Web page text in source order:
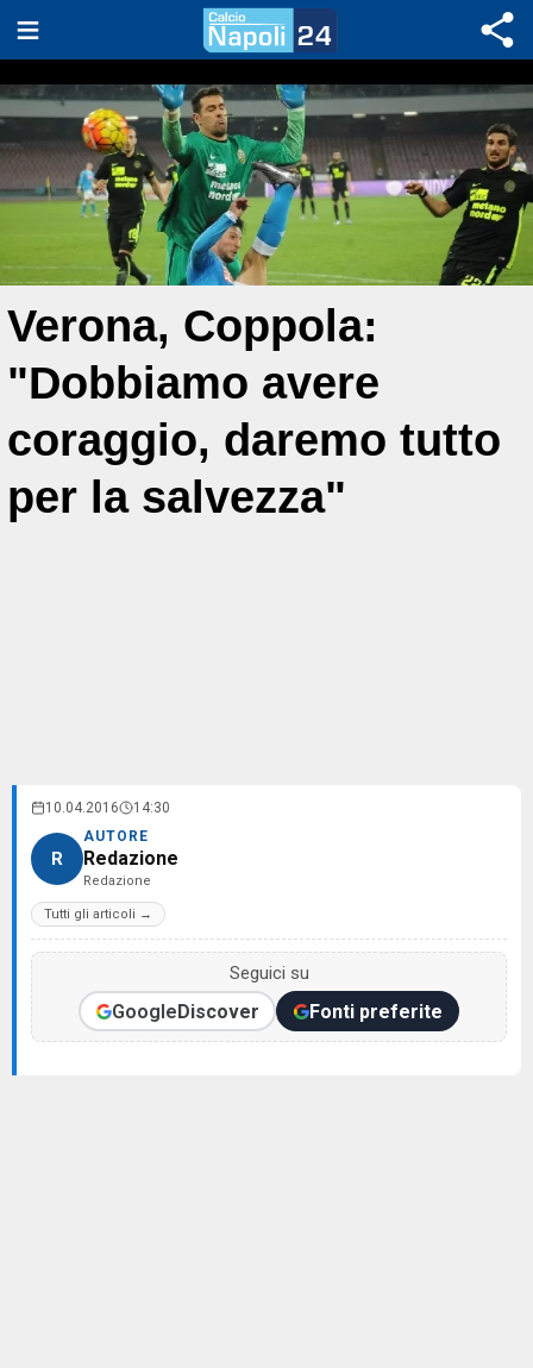
Verona, Coppola:
"Dobbiamo avere
coraggio, daremo tutto
per la salvezza"
10.04.2016 14:30
R
AUTORE
Redazione
Redazione
Tutti gli articoli →
Seguici su
GoogleDiscover Fonti preferite